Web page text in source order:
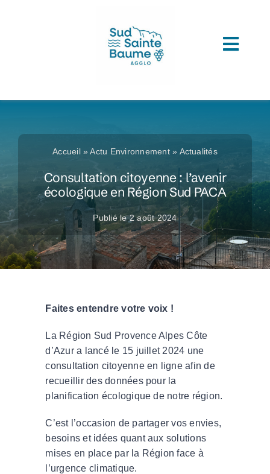
COMPRENDRE L’AGGLOMERATION
CONNAITRE SON ADMINISTRATION
ACCEDER A VOS SERVICES
DECOUVRIR SUD SAINTE BAUME
TOUTES LES ACTUS
LES MÉDIATHÈQUES
Accueil »Actu Environnement» Actualités
Consultation citoyenne : l’avenir
écologique en Région Sud PACA
Publié le 2 août 2024
Faites entendre votre voix !
La Région Sud Provence Alpes Côte
d’Azur a lancé le 15 juillet 2024 une
consultation citoyenne en ligne afin de
recueillir des données pour la
planification écologique de notre région.
C’est l’occasion de partager vos envies,
besoins et idées quant aux solutions
mises en place par la Région face à
l’urgence climatique.